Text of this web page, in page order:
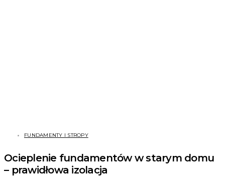
FUNDAMENTY I STROPY
Ocieplenie fundamentów w starym domu
– prawidłowa izolacja